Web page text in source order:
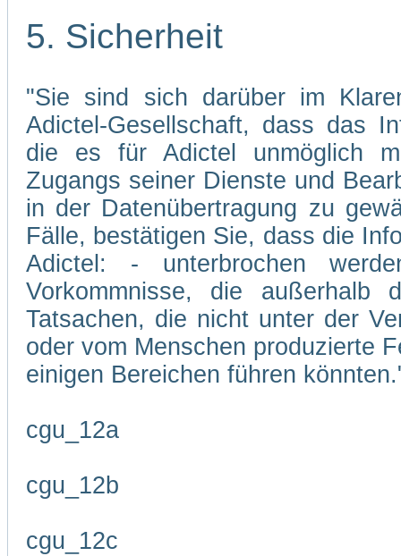
5. Sicherheit
"Sie sind sich darüber im
Adictel-Gesellschaft, dass das
die es für Adictel unmöglich
Zugangs seiner Dienste und
in der Datenübertragung zu
Fälle, bestätigen Sie, dass die
Adictel: - unterbrochen
Vorkommnisse, die
Tatsachen, die nicht unter der
oder vom Menschen produzierte
einigen Bereichen führen
cgu_12a
cgu_12b
cgu_12c